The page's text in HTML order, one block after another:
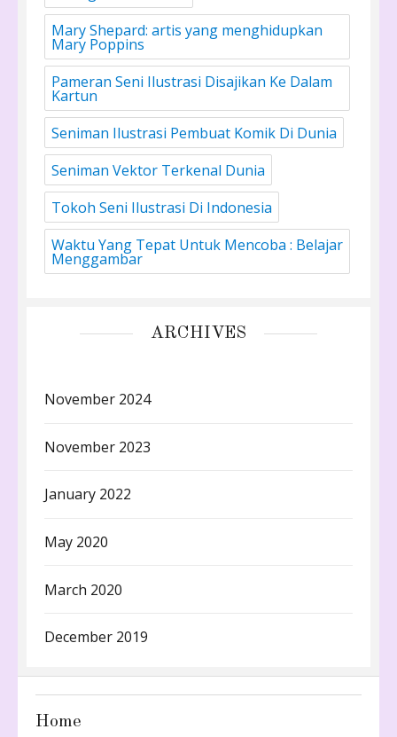
Mary Shepard: artis yang menghidupkan
Mary Poppins
Pameran Seni Ilustrasi Disajikan Ke Dalam
Kartun
Seniman Ilustrasi Pembuat Komik Di Dunia
Seniman Vektor Terkenal Dunia
Tokoh Seni Ilustrasi Di Indonesia
Waktu Yang Tepat Untuk Mencoba : Belajar
Menggambar
ARCHIVES
November 2024
November 2023
January 2022
May 2020
March 2020
December 2019
Home